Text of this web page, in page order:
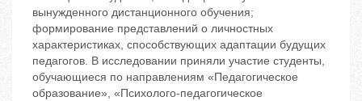
вынужденного дистанционного обучения;
формирование представлений о личностных
характеристиках, способствующих адаптации будущих
педагогов. В исследовании приняли участие студенты,
обучающиеся по направлениям «Педагогическое
образование», «Психолого-педагогическое